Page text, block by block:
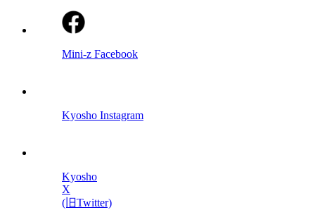
Mini-z Facebook
Kyosho Instagram
Kyosho
X
(旧Twitter)